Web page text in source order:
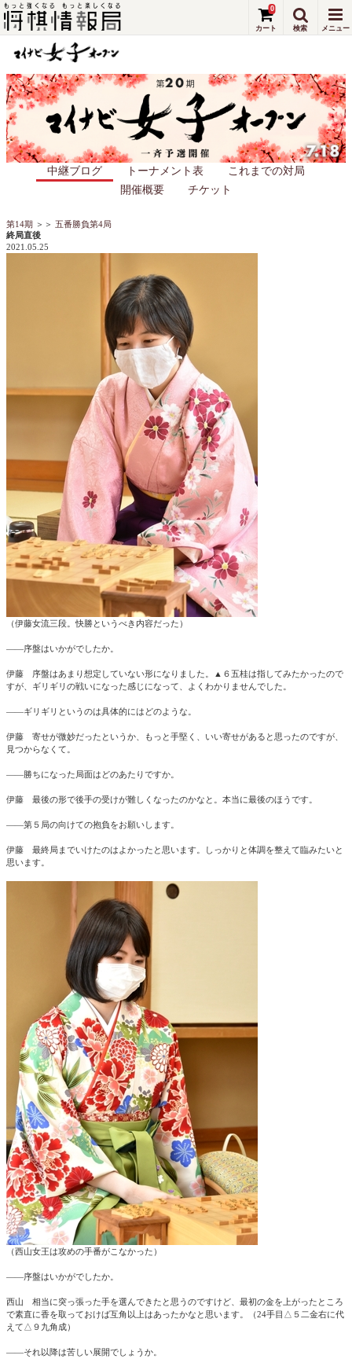
中継ブログ トーナメント表
これまでの対局
開催概要
チケット
0
第14期 ＞＞ 五番勝負第4局
終局直後
2021.05.25
（伊藤女流三段。快勝というべき内容だった）
――序盤はいかがでしたか。
伊藤 序盤はあまり想定していない形になりました。▲６五桂は指してみたかったので
すが、ギリギリの戦いになった感じになって、よくわかりませんでした。
――ギリギリというのは具体的にはどのような。
伊藤 寄せが微妙だったというか、もっと手堅く、いい寄せがあると思ったのですが、
見つからなくて。
――勝ちになった局面はどのあたりですか。
伊藤 最後の形で後手の受けが難しくなったのかなと。本当に最後のほうです。
――第５局の向けての抱負をお願いします。
伊藤 最終局までいけたのはよかったと思います。しっかりと体調を整えて臨みたいと
思います。
（西山女王は攻めの手番がこなかった）
――序盤はいかがでしたか。
西山 相当に突っ張った手を選んできたと思うのですけど、最初の金を上がったところ
で素直に香を取っておけば互角以上はあったかなと思います。（24手目△５二金右に代
えて△９九角成）
――それ以降は苦しい展開でしょうか。